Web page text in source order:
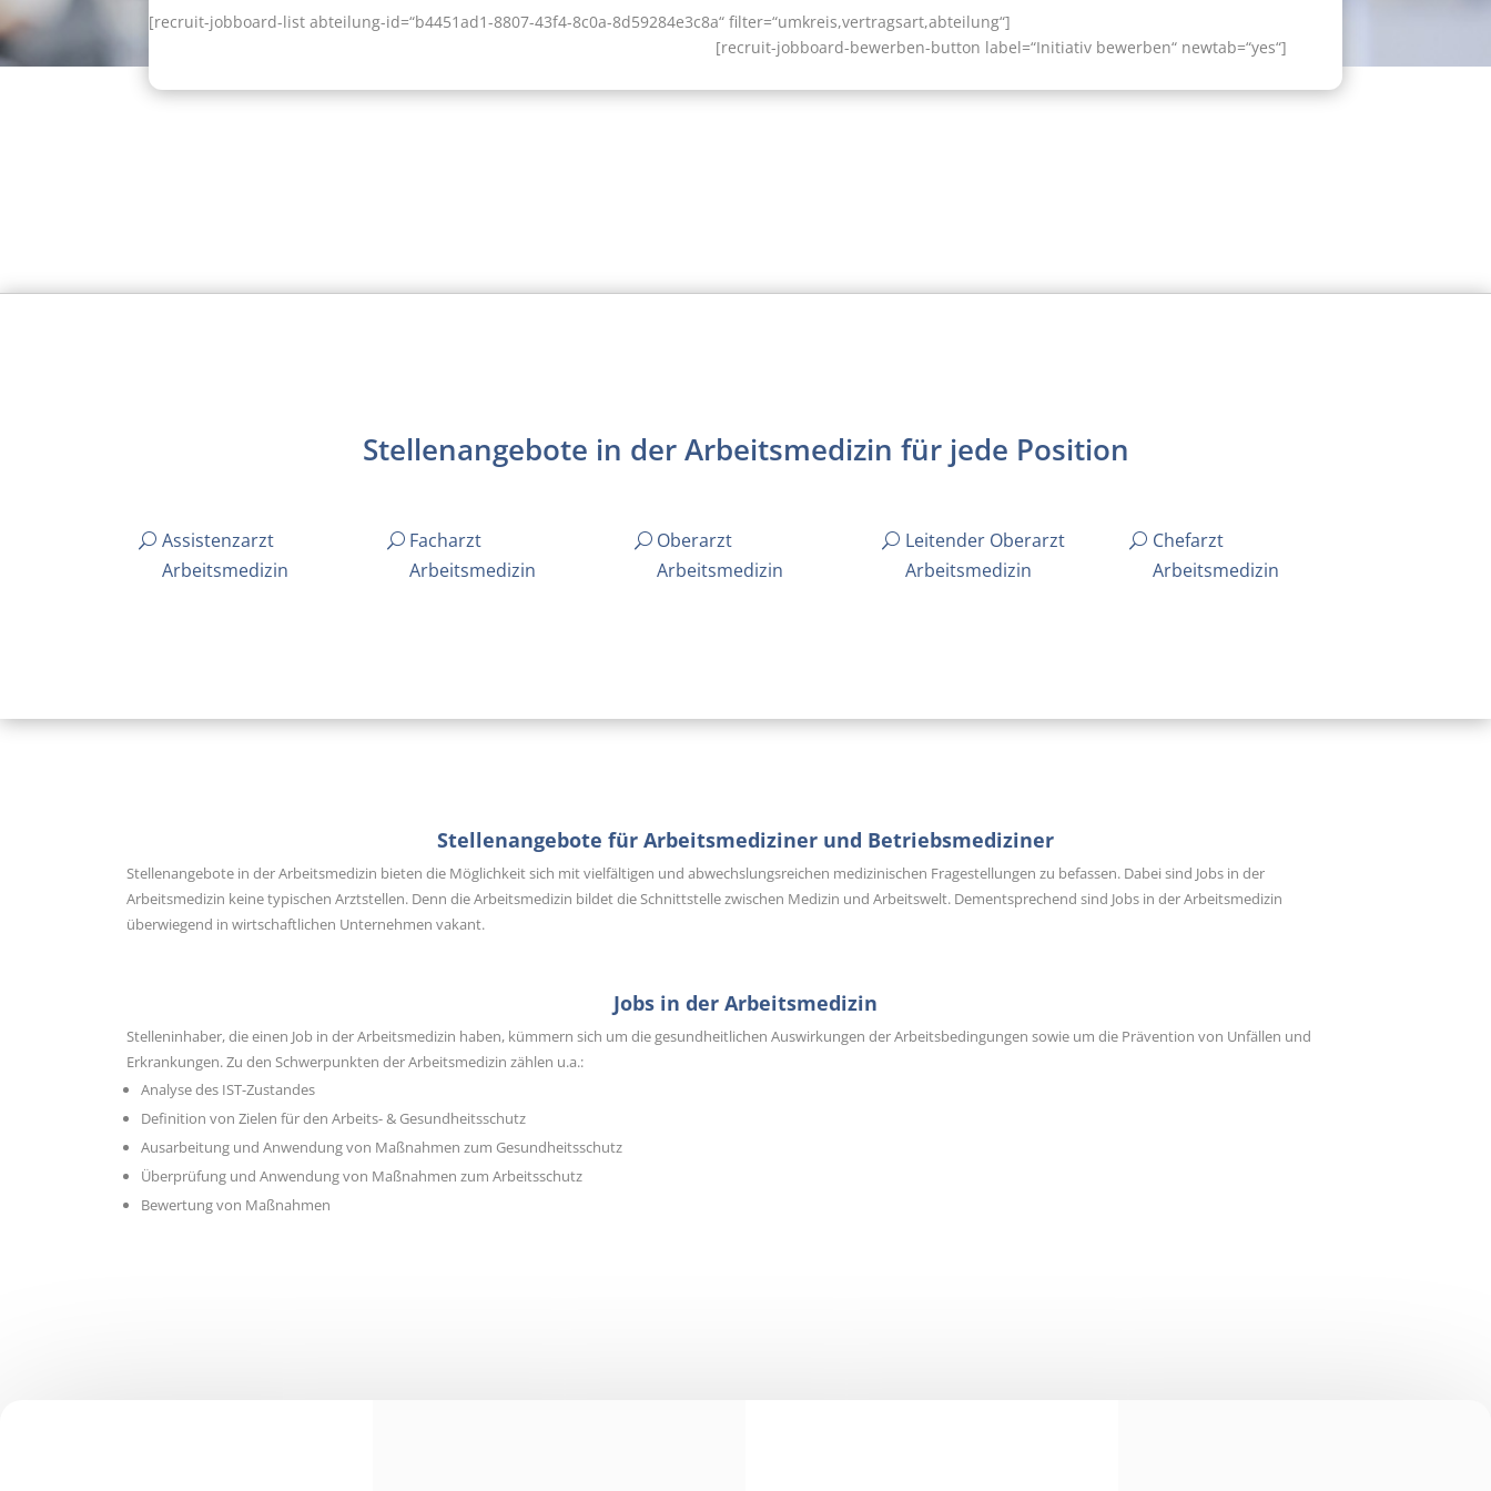
[recruit-jobboard-list abteilung-id=“b4451ad1-8807-43f4-8c0a-8d59284e3c8a“ filter=“umkreis,vertragsart,abteilung“]
[recruit-jobboard-bewerben-button label=“Initiativ bewerben“ newtab=“yes“]
Stellenangebote in der Arbeitsmedizin für jede Position
Assistenzarzt
Arbeitsmedizin
Facharzt
Arbeitsmedizin
Oberarzt
Arbeitsmedizin
Leitender Oberarzt
Arbeitsmedizin
Chefarzt
Arbeitsmedizin
Stellenangebote für Arbeitsmediziner und Betriebsmediziner
Stellenangebote in der Arbeitsmedizin bieten die Möglichkeit sich mit vielfältigen und abwechslungsreichen medizinischen Fragestellungen zu befassen. Dabei sind Jobs in der
Arbeitsmedizin keine typischen Arztstellen. Denn die Arbeitsmedizin bildet die Schnittstelle zwischen Medizin und Arbeitswelt. Dementsprechend sind Jobs in der Arbeitsmedizin
überwiegend in wirtschaftlichen Unternehmen vakant.
Jobs in der Arbeitsmedizin
Stelleninhaber, die einen Job in der Arbeitsmedizin haben, kümmern sich um die gesundheitlichen Auswirkungen der Arbeitsbedingungen sowie um die Prävention von Unfällen und
Erkrankungen. Zu den Schwerpunkten der Arbeitsmedizin zählen u.a.:
Analyse des IST-Zustandes
Definition von Zielen für den Arbeits- & Gesundheitsschutz
Ausarbeitung und Anwendung von Maßnahmen zum Gesundheitsschutz
Überprüfung und Anwendung von Maßnahmen zum Arbeitsschutz
Bewertung von Maßnahmen